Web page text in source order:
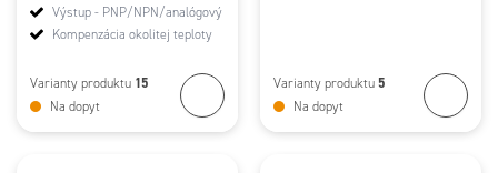
Výstup - PNP/NPN/analógový
Kompenzácia okolitej teploty
Varianty produktu 15
Na dopyt
Varianty produktu 5
Na dopyt